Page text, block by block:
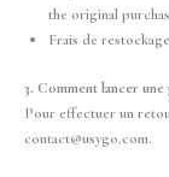
the original
Frais de
3. Comment lancer
Pour effectuer un
contact@usygo.com.